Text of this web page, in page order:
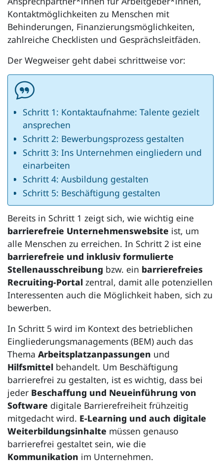
Kontaktmöglichkeiten zu Menschen mit
Behinderungen, Finanzierungsmöglichkeiten,
zahlreiche Checklisten und Gesprächsleitfäden.
Der Wegweiser geht dabei schrittweise vor:
Schritt 1: Kontaktaufnahme: Talente gezielt
ansprechen
Schritt 2: Bewerbungsprozess gestalten
Schritt 3: Ins Unternehmen eingliedern und
einarbeiten
Schritt 4: Ausbildung gestalten
Schritt 5: Beschäftigung gestalten
Bereits in Schritt 1 zeigt sich, wie wichtig eine
barrierefreie Unternehmenswebsite ist, um
alle Menschen zu erreichen. In Schritt 2 ist eine
barrierefreie und inklusiv formulierte
Stellenausschreibung bzw. ein barrierefreies
Recruiting-Portal zentral, damit alle potenziellen
Interessenten auch die Möglichkeit haben, sich zu
bewerben.
In Schritt 5 wird im Kontext des betrieblichen
Eingliederungsmanagements (BEM) auch das
Thema Arbeitsplatzanpassungen und
Hilfsmittel behandelt. Um Beschäftigung
barrierefrei zu gestalten, ist es wichtig, dass bei
jeder Beschaffung und Neueinführung von
Software digitale Barrierefreiheit frühzeitig
mitgedacht wird. E-Learning und auch digitale
Weiterbildungsinhalte müssen genauso
barrierefrei gestaltet sein, wie die
Kommunikation im Unternehmen.